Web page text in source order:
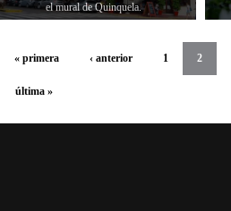
el mural de Quinquela.
« primera ‹ anterior 1 2
última »